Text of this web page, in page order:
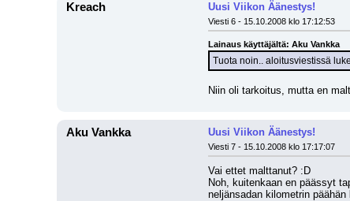
Kreach Uusi Viikon Äänestys!
Viesti 6 - 15.10.2008 klo 17:12:53
Lainaus käyttäjältä: Aku Vankka
Tuota noin.. aloitusviestissä
Niin oli tarkoitus, mutta en
Aku Vankka Uusi Viikon Äänestys!
Viesti 7 - 15.10.2008 klo 17:17:07
Vai ettet malttanut? :D
Noh, kuitenkaan en päässyt
neljänsadan kilometrin päähän